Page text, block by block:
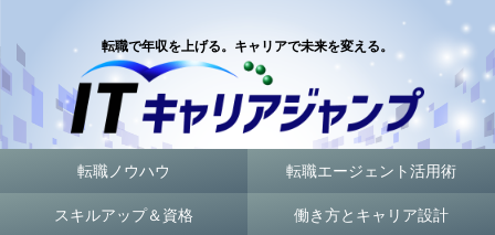
転職で年収を上げる。キャリアで未来を変える。
転職ノウハウ 転職エージェント活用術
スキルアップ＆資格 働き方とキャリア設計